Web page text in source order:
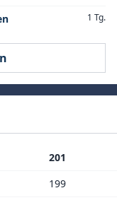
1 Tg.
201
199